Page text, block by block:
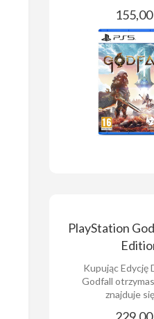
155,00
PlayStation
Kupując Edycję
Godfall
znajduje
229,00